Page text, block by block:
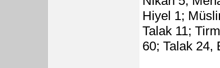
Hiyel 1;
Talak 11;
60; Talak 24,